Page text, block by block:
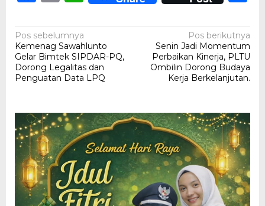
Navigasi
pos
Pos sebelumnya
Kemenag Sawahlunto
Gelar Bimtek SIPDAR-PQ,
Dorong Legalitas dan
Penguatan Data LPQ
Pos berikutnya
Senin Jadi Momentum
Perbaikan Kinerja, PLTU
Ombilin Dorong Budaya
Kerja Berkelanjutan.